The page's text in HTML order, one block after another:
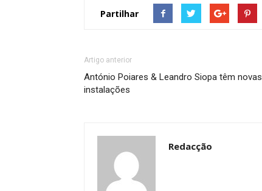
Partilhar
Artigo anterior
António Poiares & Leandro Siopa têm novas
instalações
Redacção